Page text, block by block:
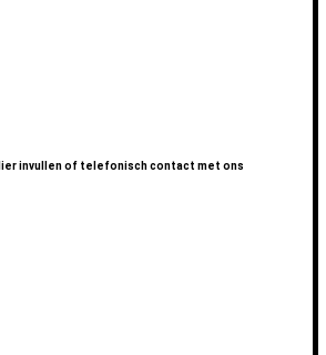
invullen of telefonisch contact met ons